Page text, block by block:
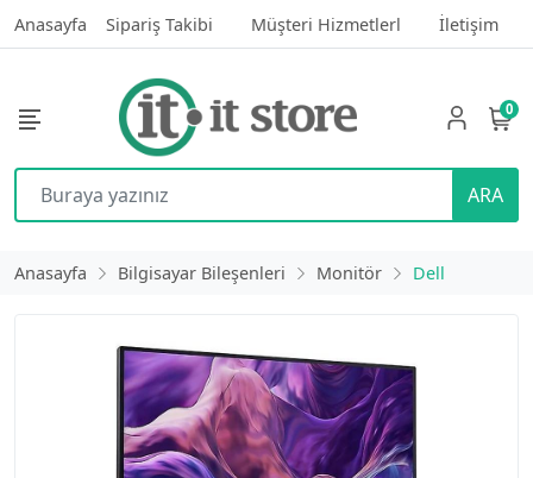
Anasayfa Sipariş Takibi Müşteri Hizmetlerl İletişim
ARA
0
Anasayfa Bilgisayar Bileşenleri Monitör Dell